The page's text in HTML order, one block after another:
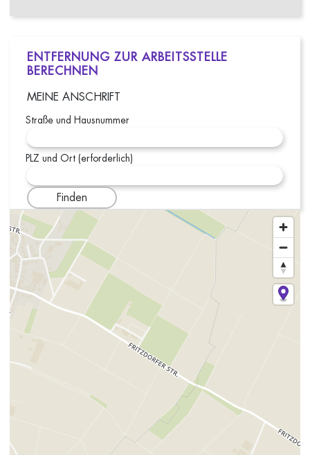
ENTFERNUNG ZUR ARBEITSSTELLE
BERECHNEN
MEINE ANSCHRIFT
Straße und Hausnummer
PLZ und Ort (erforderlich)
Finden